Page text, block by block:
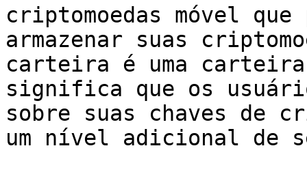
criptomoedas móvel
armazenar suas
carteira é uma
significa que os
sobre suas chaves de
um nível adicional de